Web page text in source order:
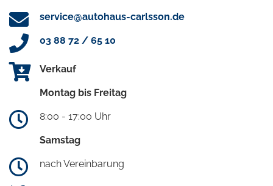
service@autohaus-carlsson.de
03 88 72 / 65 10
Verkauf
Montag bis Freitag
8:00 - 17:00 Uhr
Samstag
nach Vereinbarung